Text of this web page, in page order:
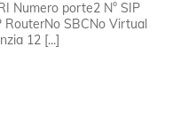
Numero porte2 N° SIP
RouterNo SBCNo Virtual
12 [...]